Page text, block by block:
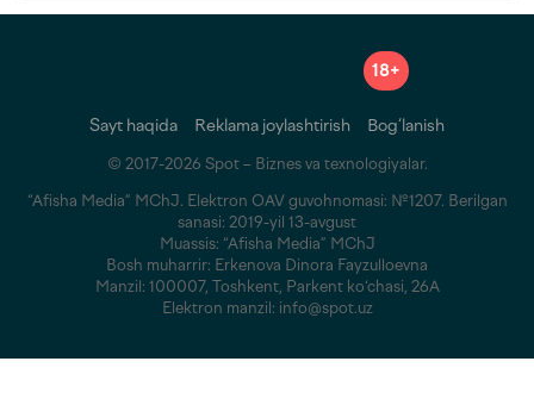
18+
Sayt haqida Reklama joylashtirish Bog‘lanish
© 2017-2026 Spot – Biznes va texnologiyalar.
“Afisha Media” MChJ. Elektron OAV guvohnomasi: №1207. Berilgan
sanasi: 2019-yil 13-avgust
Muassis: “Afisha Media” MChJ
Bosh muharrir: Erkenova Dinora Fayzulloevna
Manzil: 100007, Toshkent, Parkent ko‘chasi, 26A
Elektron manzil: info@spot.uz